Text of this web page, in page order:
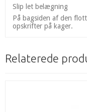
Slip let belægning
På bagsiden af den
opskrifter på kager.
Relaterede